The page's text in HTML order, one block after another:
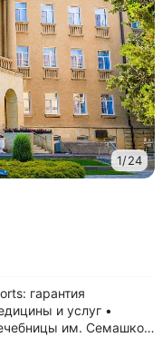
1/24
гарантия
и услуг •
им. Семашко,